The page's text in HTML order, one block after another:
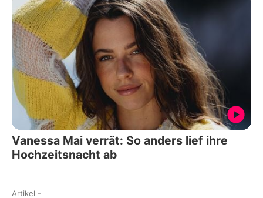
Vanessa Mai verrät: So anders lief ihre
Hochzeitsnacht ab
Artikel -